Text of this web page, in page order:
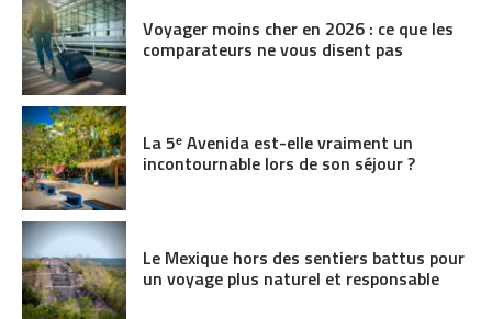
Voyager moins cher en 2026 : ce que les
comparateurs ne vous disent pas
La 5ᵉ Avenida est-elle vraiment un
incontournable lors de son séjour ?
Le Mexique hors des sentiers battus pour
un voyage plus naturel et responsable